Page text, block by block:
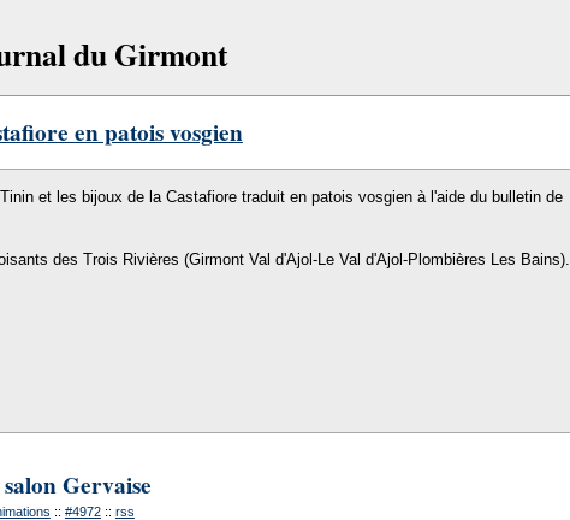
du Girmont
en patois vosgien
et les bijoux de la Castafiore traduit en patois vosgien à l'aide du bulletin de
des Trois Rivières (Girmont Val d'Ajol-Le Val d'Ajol-Plombières Les Bains).
Gervaise
:: #4972 :: rss